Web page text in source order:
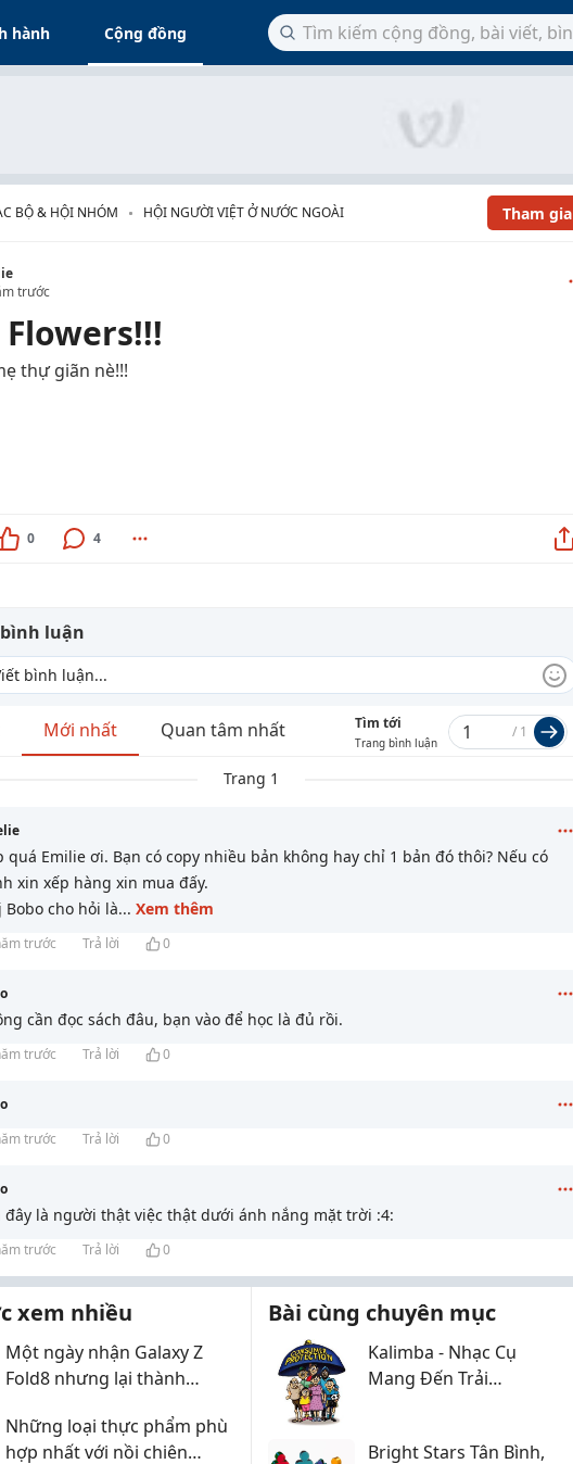
hành Cộng đồng
BỘ & HỘI NHÓM HỘI NGƯỜI VIỆT Ở NƯỚC NGOÀI Tham gia
trước
thự giãn nè!!!
0 4
luận
Mới nhất Quan tâm nhất Tìm tới
Trang bình luận
/ 1
Trang 1
quá Emilie ơi. Bạn có copy nhiều bản không hay chỉ 1 bản đó thôi? Nếu có
xin xếp hàng xin mua đấy.
Bobo cho hỏi là... Xem thêm
trước Trả lời 0
cần đọc sách đâu, bạn vào để học là đủ rồi.
trước Trả lời 0
trước
Trả lời 0
đây là người thật việc thật dưới ánh nắng mặt trời :4:
trước Trả lời 0
xem nhiều
Một ngày nhận Galaxy Z
Fold8 nhưng lại thành
Những loại thực phẩm phù
hợp nhất với nồi chiên
Bài cùng chuyên mục
Kalimba - Nhạc Cụ
Mang Đến Trải
Bright Stars Tân Bình,